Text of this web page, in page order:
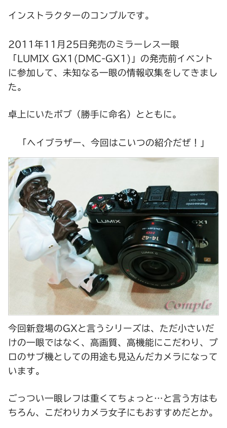
インストラクターのコンプルです。
2011年11月25日発売のミラーレス一眼
「LUMIX GX1(DMC-GX1)」の発売前イベント
に参加して、未知なる一眼の情報収集をしてきまし
た。
卓上にいたボブ （勝手に命名）とともに。
「ヘイブラザー、今回はこいつの紹介だぜ！」
今回新登場のGX と言うシリーズは、ただ小さいだ
けの一眼ではなく、高画質、高機能にこだわり、プ
ロのサブ機としての用途も見込んだカメラになって
います。
ごっつい一眼レフは重くてちょっと…と言う方はも
ちろん、こだわりカメラ女子にもおすすめだとか。